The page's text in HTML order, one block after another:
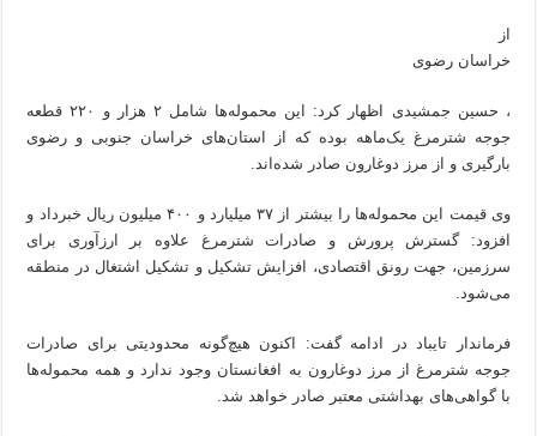
از
خراسان رضوی
، حسین جمشیدی اظهار کرد: این محموله‌ها شامل ۲ هزار و ۲۲۰ قطعه
جوجه شترمرغ یک‌ماهه بوده که از استان‌های خراسان جنوبی و رضوی
بارگیری و از مرز دوغارون صادر شده‌اند.
وی قیمت این محموله‌ها را بیشتر از ۳۷ میلیارد و ۴۰۰ میلیون ریال خبرداد و
افزود: گسترش پرورش و صادرات شترمرغ علاوه بر ارزآوری برای
سرزمین، جهت رونق اقتصادی، افزایش تشکیل و تشکیل اشتغال در منطقه
می‌شود.
فرماندار تایباد در ادامه گفت: اکنون هیچ‌گونه محدودیتی برای صادرات
جوجه شترمرغ از مرز دوغارون به افغانستان وجود ندارد و همه محموله‌ها
با گواهی‌های بهداشتی معتبر صادر خواهد شد.